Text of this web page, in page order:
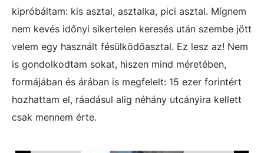
kipróbáltam: kis asztal, asztalka, pici asztal. Mígnem
nem kevés időnyi sikertelen keresés után szembe jött
velem egy használt fésülködőasztal. Ez lesz az! Nem
is gondolkodtam sokat, hiszen mind méretében,
formájában és árában is megfelelt: 15 ezer forintért
hozhattam el, ráadásul alig néhány utcányira kellett
csak mennem érte.